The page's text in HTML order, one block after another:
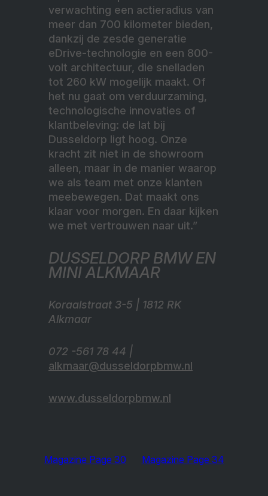
verwachting een actieradius van
meer dan 700 kilometer bieden,
dankzij de zesde generatie
eDrive-technologie en een 800-
volt architectuur, die snelladen
tot 260 kW mogelijk maakt. Of
het nu gaat om verduurzaming,
technologische innovaties of
klantbeleving: de lat bij
Dusseldorp ligt hoog. Onze
kracht zit niet in de showroom
alleen, maar in de manier waarop
we als team met onze klanten
meebewegen. Dat maakt ons
klaar voor morgen. En daar kijken
we met vertrouwen naar uit.”
DUSSELDORP BMW EN
MINI ALKMAAR
Koraalstraat 3-5 | 1812 RK
Alkmaar
072 -561 78 44 |
alkmaar@dusseldorpbmw.nl
www.dusseldorpbmw.nl
Magazine Page 30 Magazine Page 34